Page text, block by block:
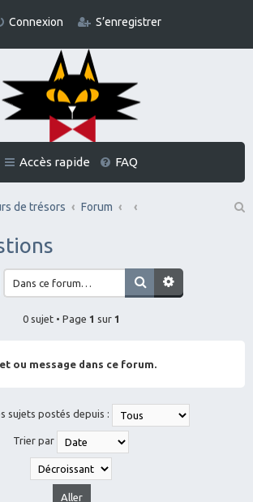
Connexion S’enregistrer
Accès rapide FAQ
de trésors
Forum
0 sujet • Page 1 sur 1
ou message dans ce forum.
sujets postés depuis :
Trier par